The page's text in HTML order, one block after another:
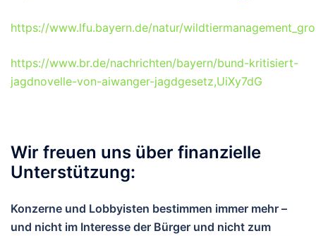
https://www.lfu.bayern.de/natur/
https://www.br.de/nachrichten/bayern/bund-kritisiert-
jagdnovelle-von-aiwanger-jagdgesetz,UiXy7dG
Wir freuen uns über finanzielle
Unterstützung:
Konzerne und Lobbyisten bestimmen immer mehr –
und nicht im Interesse der Bürger und nicht zum